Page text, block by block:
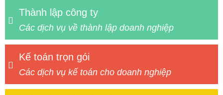
Thành lập công ty
Các dịch vụ về thành lập doanh nghiệp
Kế toán trọn gói
Các dịch vụ kế toán cho doanh nghiệp